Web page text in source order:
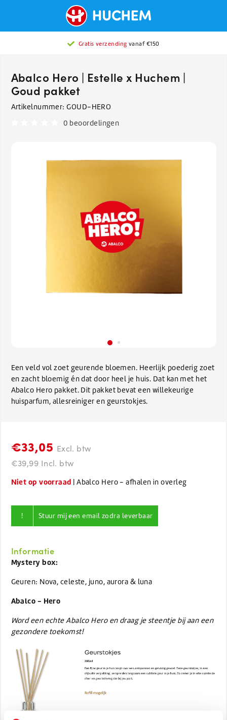
Gratis verzending vanaf €150
Abalco Hero | Estelle x Huchem |
Goud pakket
Artikelnummer: GOUD-HERO
0 beoordelingen
Een veld vol zoet geurende bloemen. Heerlijk poederig zoet
en zacht bloemig én dat door heel je huis. Dat kan met het
Abalco Hero pakket. Dit pakket bevat een willekeurige
huisparfum, allesreiniger en geurstokjes.
€33,05 Excl. btw
€39,99 Incl. btw
Niet op voorraad | Abalco Hero - afhalen in overleg
! Stuur mij een email zodra leverbaar
Informatie
Mystery box:
Geuren: Nova, celeste, juno, aurora & luna
Abalco - Hero
Word een echte Abalco Hero en draag je steentje bij aan een
gezondere toekomst!